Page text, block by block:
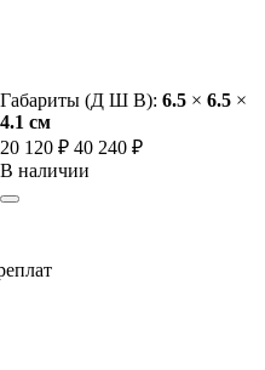
Габариты (Д Ш В): 6.5 × 6.5 ×
4.1 cм
20 120 ₽ 40 240 ₽
В наличии